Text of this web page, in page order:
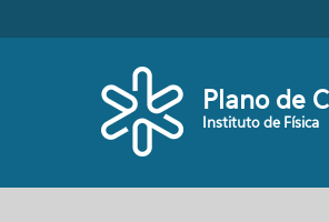
Plano de
Instituto de Física